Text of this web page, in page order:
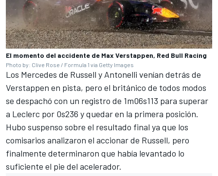
El momento del accidente de Max Verstappen, Red Bull Racing
Photo by: Clive Rose / Formula 1 via Getty Images
Los Mercedes de Russell y Antonelli venían detrás de
Verstappen en pista, pero el británico de todos modos
se despachó con un registro de 1m06s113 para superar
a Leclerc por 0s236 y quedar en la primera posición.
Hubo suspenso sobre el resultado final ya que los
comisarios analizaron el accionar de Russell, pero
finalmente determinaron que había levantado lo
suficiente el pie del acelerador.